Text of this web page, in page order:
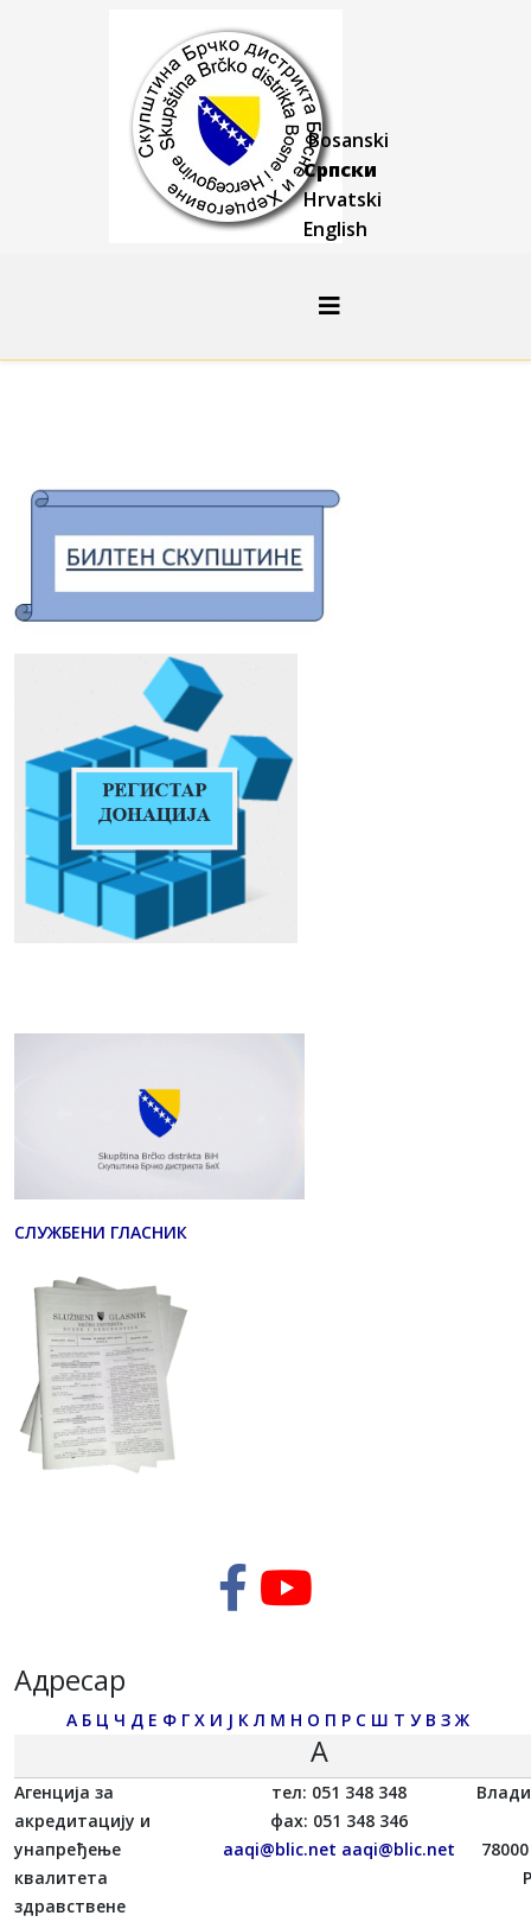
Bosanski
Српски
Hrvatski
English
СЛУЖБЕНИ ГЛАСНИК
Адресар
А Б Ц Ч Д Е Ф Г Х И Ј К Л М Н О П Р С Ш Т У В З Ж
А
Агенција за
акредитацију и
унапређење
квалитета
здравствене
тел: 051 348 348
фаx: 051 348 346
aaqi@blic.net aaqi@blic.net